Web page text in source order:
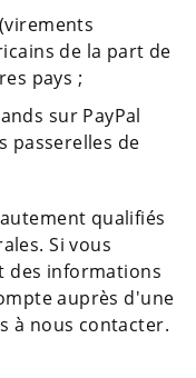
de la part de
pays ;
sur PayPal
passerelles de
qualifiés
Si vous
des informations
auprès d'une
à nous contacter.